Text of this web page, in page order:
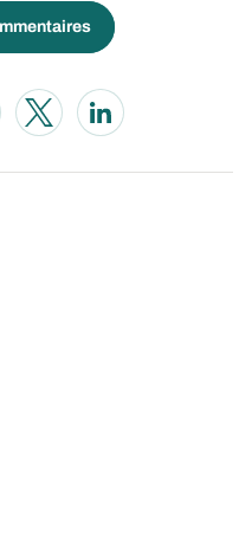
in a new window
Opens in a new window
Opens in a new